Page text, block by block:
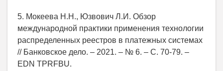
5. Мокеева Н.Н., Юзвович Л.И. Обзор
международной практики применения технологии
распределенных реестров в платежных системах
// Банковское дело. – 2021. – № 6. – С. 70-79. –
EDN TPRFBU.